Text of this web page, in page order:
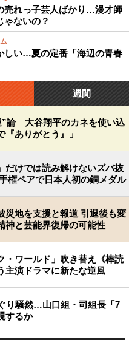
売れっ子芸人ばかり…漫才師
ゃないの？
しい…夏の定番「海辺の青春
週間
”論 大谷翔平のカネを使い込
ありがとう』」
けでは読み解けないズバ抜
権ペアで日本人初の銅メダル
災地を支援と報道 引退後も変
神と芸能界復帰の可能性
・ワールド」吹き替え《棒読
演ドラマに新たな逆風
り騒然…山口組・司組長「7
するか